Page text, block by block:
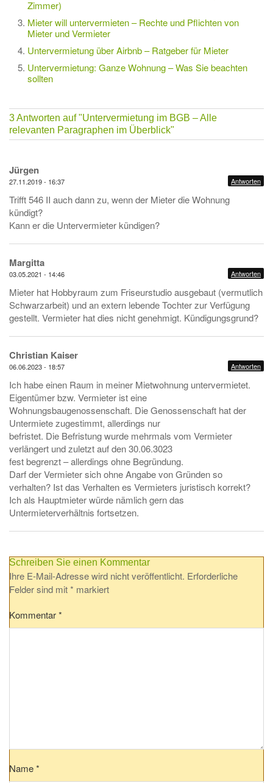
Zimmer)
Mieter will untervermieten – Rechte und Pflichten von
Mieter und Vermieter
Untervermietung über Airbnb – Ratgeber für Mieter
Untervermietung: Ganze Wohnung – Was Sie beachten
sollten
3 Antworten auf"Untervermietung im BGB – Alle
relevanten Paragraphen im Überblick"
Jürgen
27.11.2019 - 16:37 Antworten
Trifft 546 II auch dann zu, wenn der Mieter die Wohnung
kündigt?
Kann er die Untervermieter kündigen?
Margitta
03.05.2021 - 14:46 Antworten
Mieter hat Hobbyraum zum Friseurstudio ausgebaut (vermutlich
Schwarzarbeit) und an extern lebende Tochter zur Verfügung
gestellt. Vermieter hat dies nicht genehmigt. Kündigungsgrund?
Christian Kaiser
06.06.2023 - 18:57 Antworten
Ich habe einen Raum in meiner Mietwohnung untervermietet.
Eigentümer bzw. Vermieter ist eine
Wohnungsbaugenossenschaft. Die Genossenschaft hat der
Untermiete zugestimmt, allerdings nur
befristet. Die Befristung wurde mehrmals vom Vermieter
verlängert und zuletzt auf den 30.06.3023
fest begrenzt – allerdings ohne Begründung.
Darf der Vermieter sich ohne Angabe von Gründen so
verhalten? Ist das Verhalten es Vermieters juristisch korrekt?
Ich als Hauptmieter würde nämlich gern das
Untermieterverhältnis fortsetzen.
Schreiben Sie einen Kommentar
Ihre E-Mail-Adresse wird nicht veröffentlicht. Erforderliche
Felder sind mit* markiert
Kommentar*
Name*